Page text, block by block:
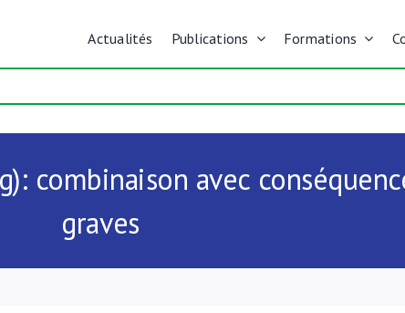
Actualités Publications Formations
combinaison avec
graves